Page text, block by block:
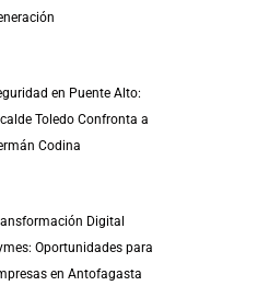
en Puente Alto:
Toledo Confronta a
Codina
Digital
Oportunidades para
en Antofagasta